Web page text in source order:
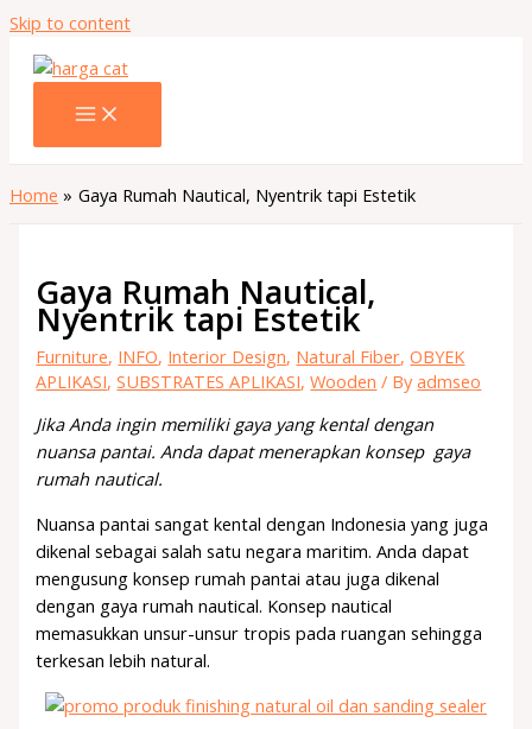
Skip to content
Home Gaya Rumah Nautical, Nyentrik tapi Estetik
Gaya Rumah Nautical,
Nyentrik tapi Estetik
Furniture, INFO, Interior Design, Natural Fiber,OBYEK
APLIKASI,SUBSTRATES APLIKASI,Wooden / Byadmseo
Jika Anda ingin memiliki gaya yang kental dengan
nuansa pantai. Anda dapat menerapkan konsep gaya
rumah nautical.
Nuansa pantai sangat kental dengan Indonesia yang juga
dikenal sebagai salah satu negara maritim. Anda dapat
mengusung konsep rumah pantai atau juga dikenal
dengan gaya rumah nautical. Konsep nautical
memasukkan unsur-unsur tropis pada ruangan sehingga
terkesan lebih natural.